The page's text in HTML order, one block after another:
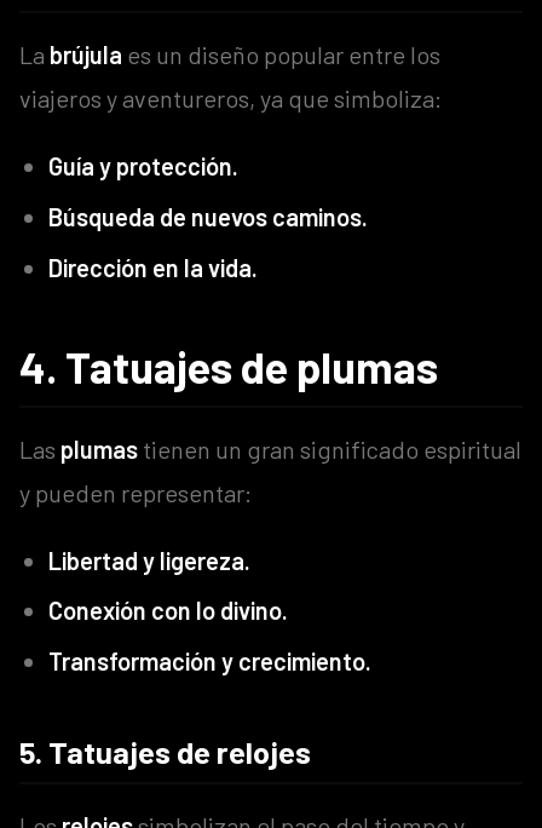
La brújula es un diseño popular entre los
viajeros y aventureros, ya que simboliza:
Guía y protección.
Búsqueda de nuevos caminos.
Dirección en la vida.
4. Tatuajes de plumas
Las plumas tienen un gran significado espiritual
y pueden representar:
Libertad y ligereza.
Conexión con lo divino.
Transformación y crecimiento.
5. Tatuajes de relojes